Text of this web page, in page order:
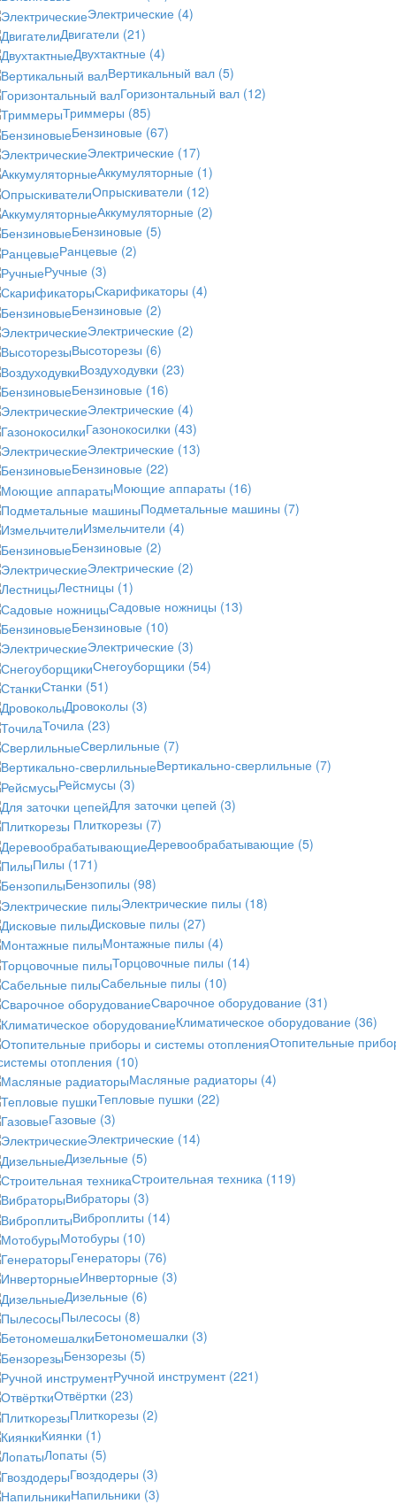
Электрические (4)
Двигатели (21)
Двухтактные (4)
Вертикальный вал (5)
Горизонтальный вал (12)
Триммеры (85)
Бензиновые (67)
Электрические (17)
Аккумуляторные (1)
Опрыскиватели (12)
Аккумуляторные (2)
Бензиновые (5)
Ранцевые (2)
Ручные (3)
Скарификаторы (4)
Бензиновые (2)
Электрические (2)
Высоторезы (6)
Воздуходувки (23)
Бензиновые (16)
Электрические (4)
Газонокосилки (43)
Электрические (13)
Бензиновые (22)
Моющие аппараты (16)
Подметальные машины (7)
Измельчители (4)
Бензиновые (2)
Электрические (2)
Лестницы (1)
Садовые ножницы (13)
Бензиновые (10)
Электрические (3)
Снегоуборщики (54)
Станки (51)
Дровоколы (3)
Точила (23)
Сверлильные (7)
Вертикально-сверлильные (7)
Рейсмусы (3)
Для заточки цепей (3)
Плиткорезы (7)
Деревообрабатывающие (5)
Пилы (171)
Бензопилы (98)
Электрические пилы (18)
Дисковые пилы (27)
Монтажные пилы (4)
Торцовочные пилы (14)
Сабельные пилы (10)
Сварочное оборудование (31)
Климатическое оборудование (36)
Отопительные
отопления (10)
Масляные радиаторы (4)
Тепловые пушки (22)
Газовые (3)
Электрические (14)
Дизельные (5)
Строительная техника (119)
Вибраторы (3)
Виброплиты (14)
Мотобуры (10)
Генераторы (76)
Инверторные (3)
Дизельные (6)
Пылесосы (8)
Бетономешалки (3)
Бензорезы (5)
Ручной инструмент (221)
Отвёртки (23)
Плиткорезы (2)
Киянки (1)
Лопаты (5)
Гвоздодеры (3)
Напильники (3)